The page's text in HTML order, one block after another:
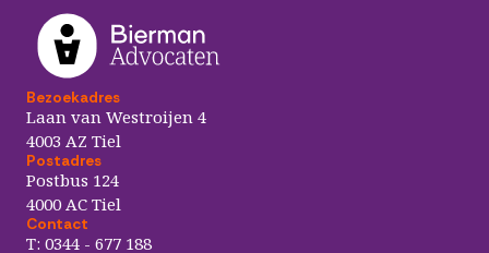
Bezoekadres
Laan van Westroijen 4
4003 AZ Tiel
Postadres
Postbus 124
4000 AC Tiel
Contact
T: 0344 - 677 188